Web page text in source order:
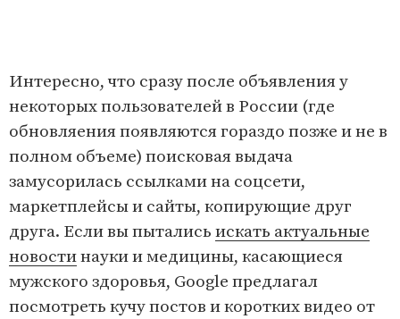
Интересно, что сразу после объявления у
некоторых пользователей в России (где
обновляения появляются гораздо позже и не в
полном объеме) поисковая выдача
замусорилась ссылками на соцсети,
маркетплейсы и сайты, копирующие друг
друга. Если вы пытались искать актуальные
новостинауки и медицины, касающиеся
мужского здоровья, Google предлагал
посмотреть кучу постов и коротких видео от